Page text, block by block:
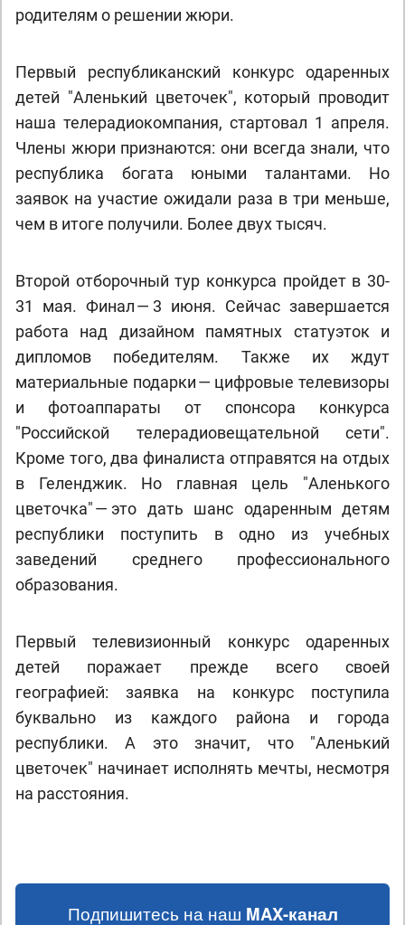
родителям о решении жюри.
Первый республиканский конкурс одаренных
детей "Аленький цветочек", который проводит
наша телерадиокомпания, стартовал 1 апреля.
Члены жюри признаются: они всегда знали, что
республика богата юными талантами. Но
заявок на участие ожидали раза в три меньше,
чем в итоге получили. Более двух тысяч.
Второй отборочный тур конкурса пройдет в 30-
31 мая. Финал — 3 июня. Сейчас завершается
работа над дизайном памятных статуэток и
дипломов победителям. Также их ждут
материальные подарки — цифровые телевизоры
и фотоаппараты от спонсора конкурса
"Российской телерадиовещательной сети".
Кроме того, два финалиста отправятся на отдых
в Геленджик. Но главная цель "Аленького
цветочка" — это дать шанс одаренным детям
республики поступить в одно из учебных
заведений среднего профессионального
образования.
Первый телевизионный конкурс одаренных
детей поражает прежде всего своей
географией: заявка на конкурс поступила
буквально из каждого района и города
республики. А это значит, что "Аленький
цветочек" начинает исполнять мечты, несмотря
на расстояния.
Подпишитесь на наш MAX-канал